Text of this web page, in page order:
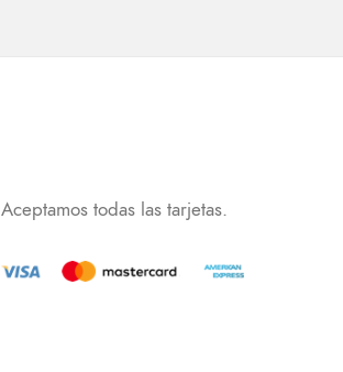
Aceptamos todas las tarjetas.